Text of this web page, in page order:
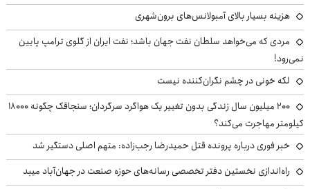
هزینه بسیار بالای آمبولانس‌های برون‌شهری
مردی که می‌خواهد سلطان نفت جهان باشد؛ نفت ایران از گلوی ترامپ پایین
نمی‌رود!
لکه خونی در چشم نگران‌کننده نیست
۲۰۰ میلیون سال زندگی بدون تغییر یک هواگرد سرگردان؛ سنجاقک‌ چگونه ۱۸۰۰۰
کیلومتر مهاجرت می‌کند؟
خبر فوری درباره پرونده قتل حمیدرضا رجب‌زاده: متهم اصلی دستگیر شد
راه‌اندازی نخستین دفتر تخصصی رسانه‌های حوزه صنعت در جهان‌آباد میبد